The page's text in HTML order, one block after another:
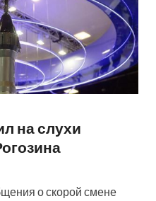
на слухи
о скорой смене